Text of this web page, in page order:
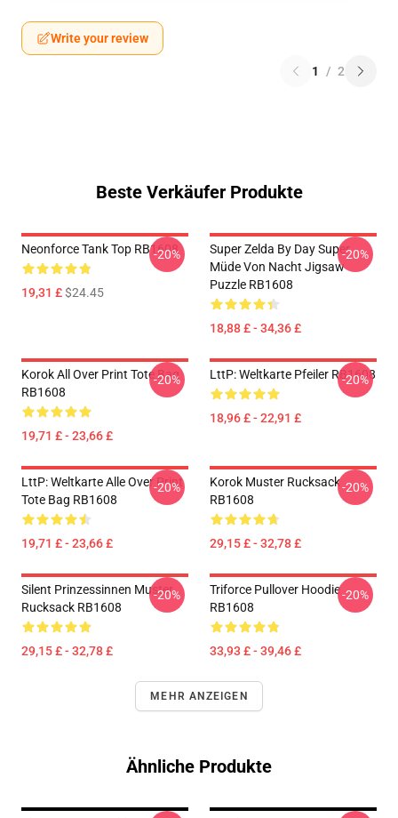
Write your review
1 / 2
Beste Verkäufer Produkte
Neonforce Tank Top RB1608
19,31 £$24.45
-20%
Super Zelda By Day Super
Müde Von Nacht Jigsaw
Puzzle RB1608
18,88 £ - 34,36 £
-20%
Korok All Over Print Tote Bag
RB1608
19,71 £ - 23,66 £
-20% LttP: Weltkarte Pfeiler RB1608
18,96 £ - 22,91 £
-20%
LttP: Weltkarte Alle Over Print
Tote Bag RB1608
19,71 £ - 23,66 £
-20%
Korok Muster Rucksack
RB1608
29,15 £ - 32,78 £
-20%
Silent Prinzessinnen Muster
Rucksack RB1608
29,15 £ - 32,78 £
-20%
Triforce Pullover Hoodie
RB1608
33,93 £ - 39,46 £
-20%
MEHR ANZEIGEN
Ähnliche Produkte